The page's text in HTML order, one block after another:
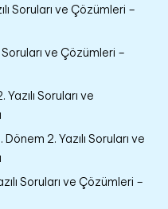
Soruları ve Çözümleri –
Soruları ve Çözümleri –
Soruları ve
Dönem 2. Yazılı Soruları ve
Soruları ve Çözümleri –